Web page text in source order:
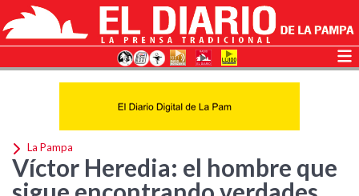
La Pampa
Víctor Heredia: el hombre que